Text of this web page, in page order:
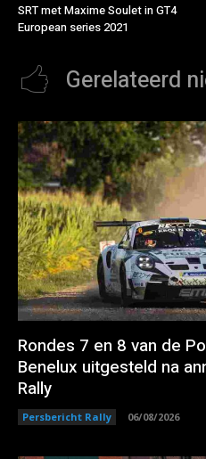
SRT met Maxime Soulet in GT4
European series 2021
Gerelateerd
Rondes 7 en 8 van de
Benelux uitgesteld na
Rally
Persbericht Rally 06/08/2026